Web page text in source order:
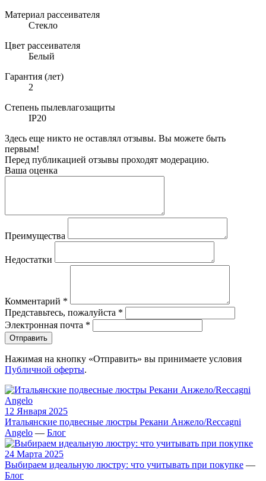
Материал рассеивателя
Стекло
Цвет рассеивателя
Белый
Гарантия (лет)
2
Степень пылевлагозащиты
IP20
Здесь еще никто не оставлял отзывы. Вы можете быть
первым!
Перед публикацией отзывы проходят модерацию.
Ваша оценка
Преимущества
Недостатки
Комментарий *
Представьтесь, пожалуйста *
Электронная почта *
Отправить
Нажимая на кнопку «Отправить» вы принимаете условия
Публичной оферты.
12 Января 2025
Итальянские подвесные люстры Рекани Анжело/Reccagni
Angelo — Блог
24 Марта 2025
Выбираем идеальную люстру: что учитывать при покупке —
Блог